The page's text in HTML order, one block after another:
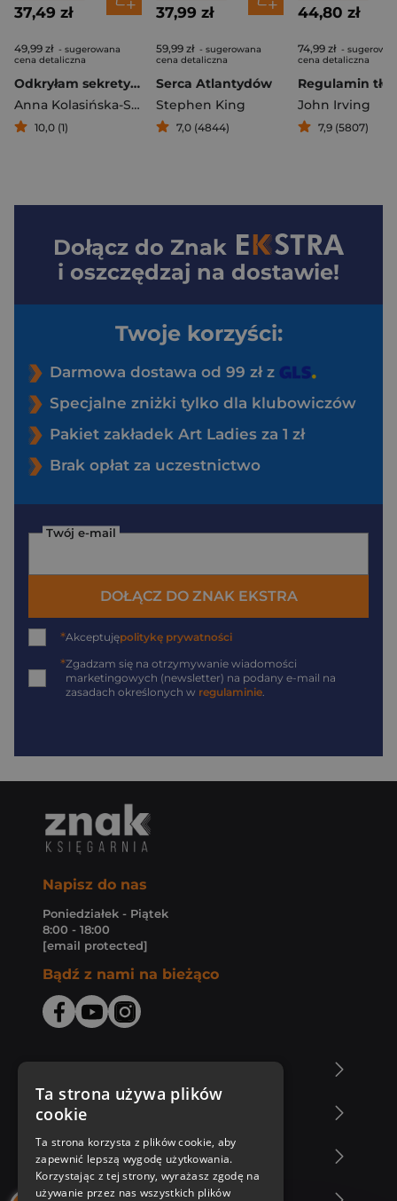
37,49 zł
49,99 zł - sugerowana
cena detaliczna
Odkryłam sekrety szejka
Anna Kolasińska-Szemraj
10,0 (1)
37,99 zł
59,99 zł - sugerowana
cena detaliczna
Serca Atlantydów
Stephen King
7,0 (4844)
44,80 zł
74,99 zł -
cena detaliczna
John Irving
7,9 (5807)
Dołącz do Znak
i oszczędzaj na dostawie!
Twoje korzyści:
Darmowa dostawa od 99 zł z
Specjalne zniżki tylko dla klubowiczów
Pakiet zakładek Art Ladies za 1 zł
Brak opłat za uczestnictwo
Twój e-mail
DOŁĄCZ DO ZNAK EKSTRA
*Akceptujępolitykę prywatności
*Zgadzam się na otrzymywanie wiadomości
marketingowych (newsletter) na podany e-mail na
zasadach określonych w regulaminie
Napisz do nas
Poniedziałek - Piątek
8:00 - 18:00
[email protected]
Bądź z nami na bieżąco
Zakupy u nas
Nasza oferta
Ta strona używa plików
cookie
Ta strona korzysta z plików cookie, aby
zapewnić lepszą wygodę użytkowania.
Korzystając z tej strony, wyrażasz zgodę na
używanie przez nas wszystkich plików